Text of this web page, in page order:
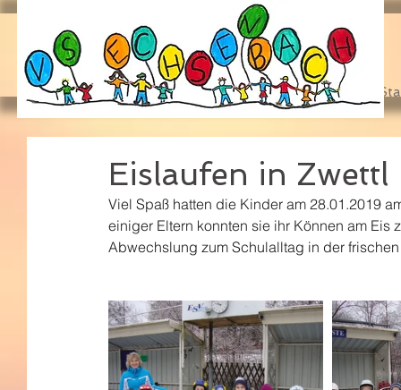
Eislaufen in Zwettl
Viel Spaß hatten die Kinder am 28.01.2019
einiger Eltern konnten sie ihr Können am
Abwechslung zum Schulalltag in der